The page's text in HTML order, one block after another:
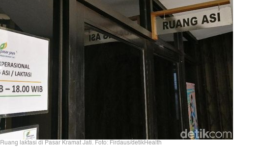
Ruang laktasi di Pasar Kramat Jati. Foto: Firdaus/detikHealth